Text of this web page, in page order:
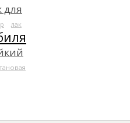
для
лак